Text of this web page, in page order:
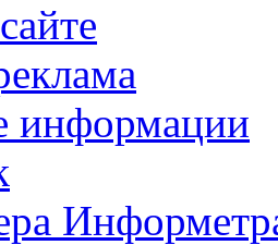
информации